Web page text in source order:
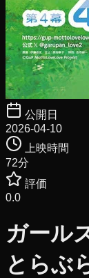
公開日
2026-04-10
上映時間
72分
評価
0.0
ガール
とらぶ